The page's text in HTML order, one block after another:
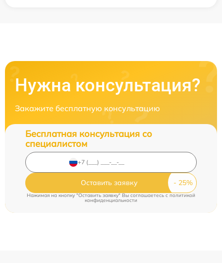
Нужна консультация?
Закажите бесплатную консультацию
Бесплатная консультация со
специалистом
Оставить заявку
Нажимая на кнопку "Оставить заявку" Вы соглашаетесь cполитикой
конфиденциальности